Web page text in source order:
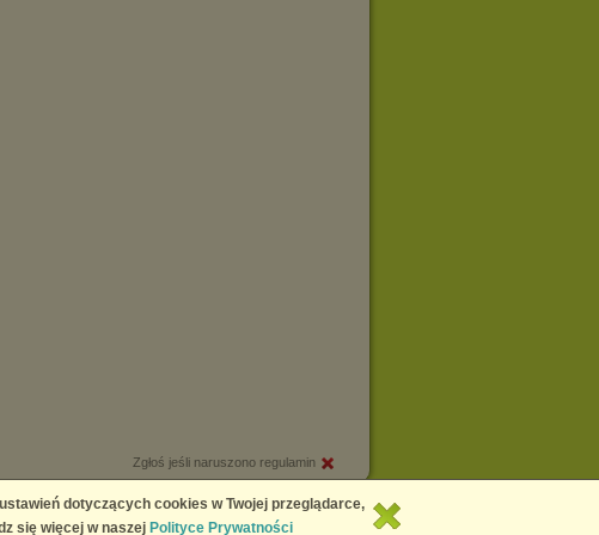
Zgłoś jeśli naruszono regulamin
Copyright © 2026Chomikuj.pl
dotyczących cookies w Twojej przeglądarce,
się więcej w naszej Polityce Prywatności